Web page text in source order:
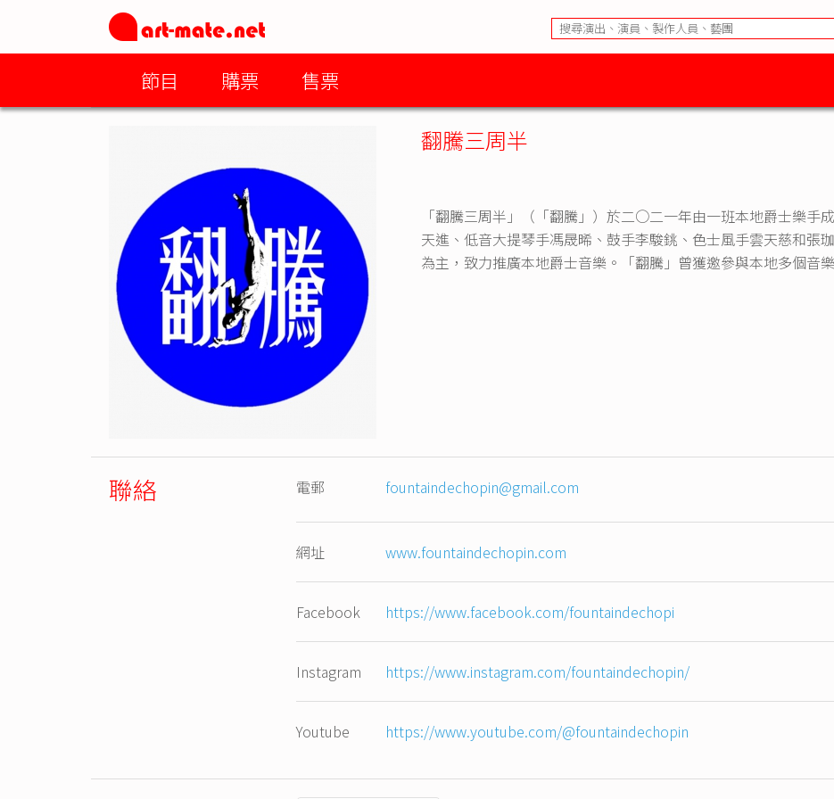
節目 購票 售票
翻騰三周半
「翻騰三周半」（「翻騰」）於二○二一年由一班本地爵士樂手
天進、低音大提琴手馮晟晞、鼓手李駿銚、色士風手雲天慈和張
為主，致力推廣本地爵士音樂。「翻騰」曾獲邀參與本地多個音
聯絡 電郵 fountaindechopin@gmail.com
網址 www.fountaindechopin.com
Facebook https://www.facebook.com/fountaindechopi
Instagram https://www.instagram.com/fountaindechopin/
Youtube https://www.youtube.com/@fountaindechopin